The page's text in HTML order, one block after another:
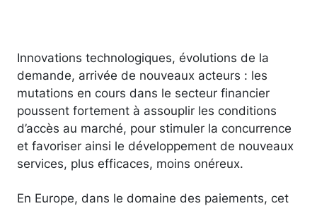
Innovations technologiques, évolutions de la
demande, arrivée de nouveaux acteurs : les
mutations en cours dans le secteur financier
poussent fortement à assouplir les conditions
d’accès au marché, pour stimuler la concurrence
et favoriser ainsi le développement de nouveaux
services, plus efficaces, moins onéreux.
En Europe, dans le domaine des paiements, cet